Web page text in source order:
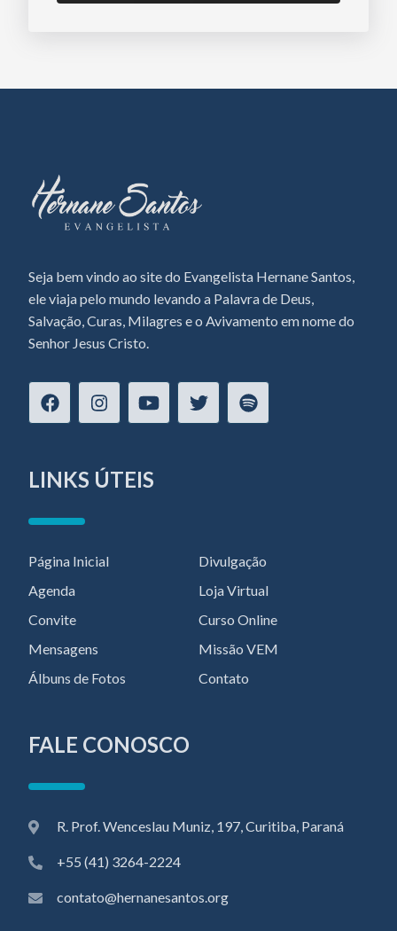
Seja bem vindo ao site do Evangelista Hernane Santos,
ele viaja pelo mundo levando a Palavra de Deus,
Salvação, Curas, Milagres e o Avivamento em nome do
Senhor Jesus Cristo.
LINKS ÚTEIS
Página Inicial
Agenda
Convite
Mensagens
Álbuns de Fotos
Divulgação
Loja Virtual
Curso Online
Missão VEM
Contato
FALE CONOSCO
R. Prof. Wenceslau Muniz, 197, Curitiba, Paraná
+55 (41) 3264-2224
contato@hernanesantos.org